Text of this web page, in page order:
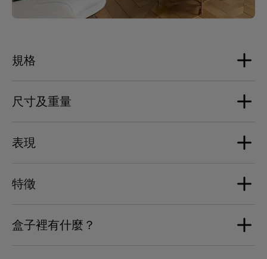
規格
揚聲器
2个铝制圆顶低音单体
處理器
側邊鍍層
尺寸及重量
尺寸
| 高度：168毫米 / 6.6英寸
表現
最大音量
特徵
同步
盒子裡有什麼？